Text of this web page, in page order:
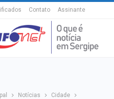
Contato Assinante
Notícias Cidade